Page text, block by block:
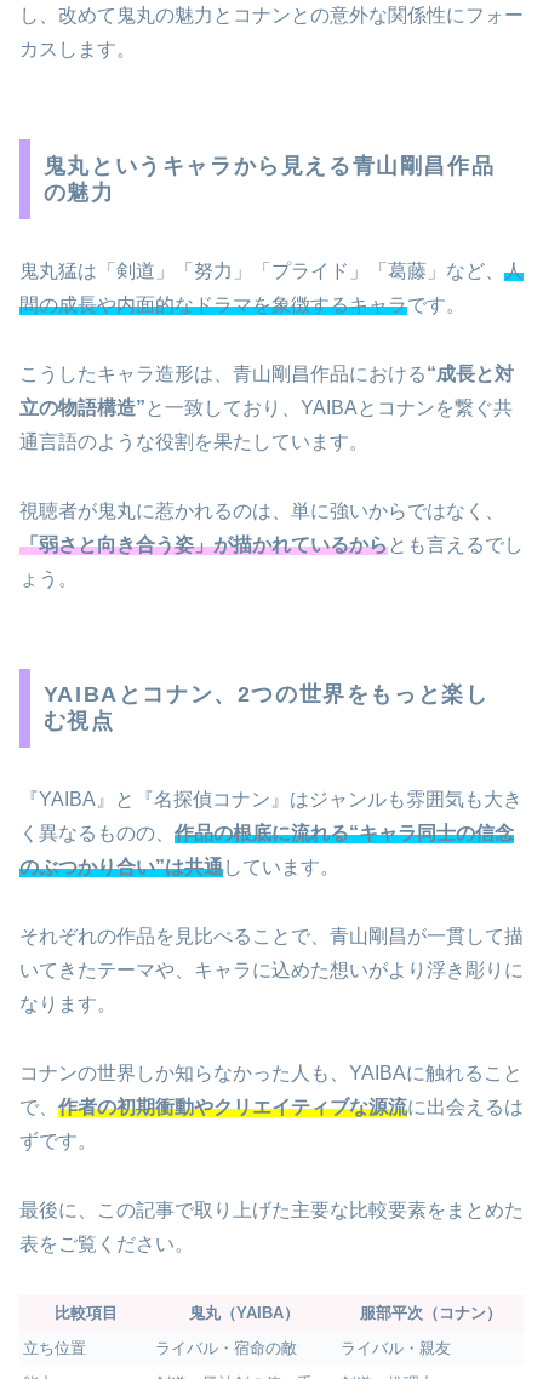
し、改めて鬼丸の魅力とコナンとの意外な関係性にフォー
カスします。
鬼丸というキャラから見える青山剛昌作品
の魅力
鬼丸猛は「剣道」「努力」「プライド」「葛藤」など、 人
間の成長や内面的なドラマを象徴するキャラです。
こうしたキャラ造形は、青山剛昌作品における“成長と対
立の物語構造” と一致しており、YAIBAとコナンを繋ぐ共
通言語のような役割を果たしています。
視聴者が鬼丸に惹かれるのは、単に強いからではなく、
「弱さと向き合う姿」が描かれているからとも言えるでし
ょう。
YAIBAとコナン、2つの世界をもっと楽し
む視点
『YAIBA』と『名探偵コナン』はジャンルも雰囲気も大き
く異なるものの、 作品の根底に流れる“キャラ同士の信念
のぶつかり合い”は共通しています。
それぞれの作品を見比べることで、青山剛昌が一貫して描
いてきたテーマや、キャラに込めた想いがより浮き彫りに
なります。
コナンの世界しか知らなかった人も、YAIBAに触れること
で、 作者の初期衝動やクリエイティブな源流に出会えるは
ずです。
最後に、この記事で取り上げた主要な比較要素をまとめた
表をご覧ください。
比較項目 鬼丸（YAIBA）
服部平次（コナン）
立ち位置
ライバル・宿命の敵
ライバル・親友